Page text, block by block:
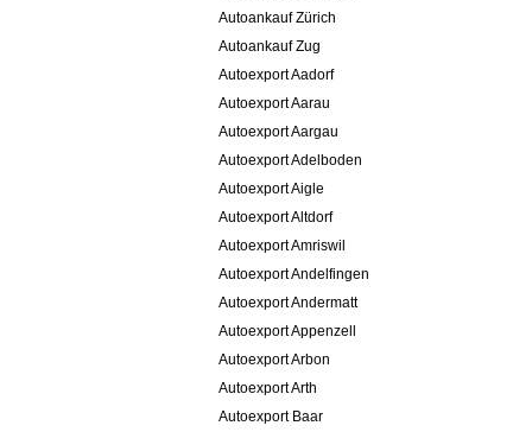
Autoankauf Zürich
Autoankauf Zug
Autoexport Aadorf
Autoexport Aarau
Autoexport Aargau
Autoexport Adelboden
Autoexport Aigle
Autoexport Altdorf
Autoexport Amriswil
Autoexport Andelfingen
Autoexport Andermatt
Autoexport Appenzell
Autoexport Arbon
Autoexport Arth
Autoexport Baar